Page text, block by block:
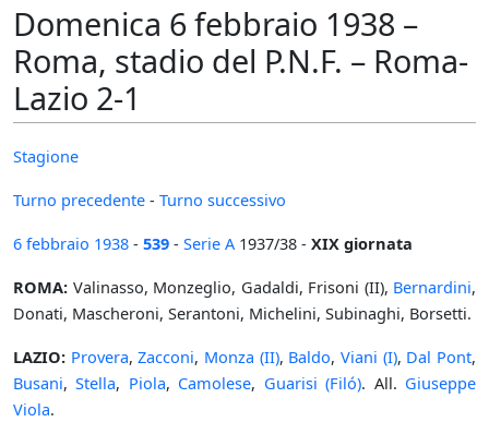
Domenica 6 febbraio 1938 –
Roma, stadio del P.N.F. – Roma-
Lazio 2-1
Stagione
Turno precedente - Turno successivo
6 febbraio 1938 - 539 - Serie A 1937/38 - XIX giornata
ROMA: Valinasso, Monzeglio, Gadaldi, Frisoni (II), Bernardini,
Donati, Mascheroni, Serantoni, Michelini, Subinaghi, Borsetti.
LAZIO: Provera,Zacconi, Monza (II), Baldo,Viani (I), Dal Pont,
Busani,Stella, Piola, Camolese, Guarisi (Filó). All. Giuseppe
Viola.